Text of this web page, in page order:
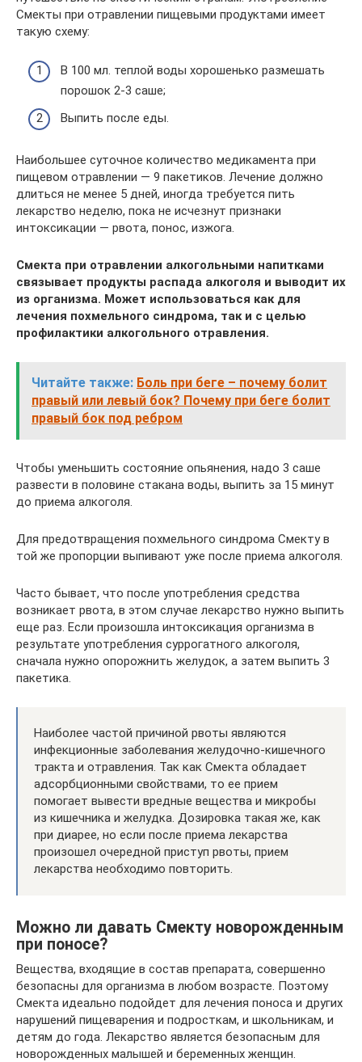
Смекты при отравлении пищевыми продуктами имеет
такую схему:
В 100 мл. теплой воды хорошенько размешать
порошок 2-3 саше;
Выпить после еды.
Наибольшее суточное количество медикамента при
пищевом отравлении — 9 пакетиков. Лечение должно
длиться не менее 5 дней, иногда требуется пить
лекарство неделю, пока не исчезнут признаки
интоксикации — рвота, понос, изжога.
Смекта при отравлении алкогольными напитками
связывает продукты распада алкоголя и выводит их
из организма. Может использоваться как для
лечения похмельного синдрома, так и с целью
профилактики алкогольного отравления.
Читайте также: Боль при беге – почему болит
правый или левый бок? Почему при беге болит
правый бок под ребром
Чтобы уменьшить состояние опьянения, надо 3 саше
развести в половине стакана воды, выпить за 15 минут
до приема алкоголя.
Для предотвращения похмельного синдрома Смекту в
той же пропорции выпивают уже после приема алкоголя.
Часто бывает, что после употребления средства
возникает рвота, в этом случае лекарство нужно выпить
еще раз. Если произошла интоксикация организма в
результате употребления суррогатного алкоголя,
сначала нужно опорожнить желудок, а затем выпить 3
пакетика.
Наиболее частой причиной рвоты являются
инфекционные заболевания желудочно-кишечного
тракта и отравления. Так как Смекта обладает
адсорбционными свойствами, то ее прием
помогает вывести вредные вещества и микробы
из кишечника и желудка. Дозировка такая же, как
при диарее, но если после приема лекарства
произошел очередной приступ рвоты, прием
лекарства необходимо повторить.
Можно ли давать Смекту новорожденным
при поносе?
Вещества, входящие в состав препарата, совершенно
безопасны для организма в любом возрасте. Поэтому
Смекта идеально подойдет для лечения поноса и других
нарушений пищеварения и подросткам, и школьникам, и
детям до года. Лекарство является безопасным для
новорожденных малышей и беременных женщин.